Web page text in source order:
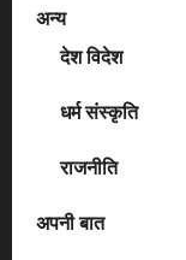
अन्य
देश विदेश
धर्म संस्कृति
राजनीति
अपनी बात